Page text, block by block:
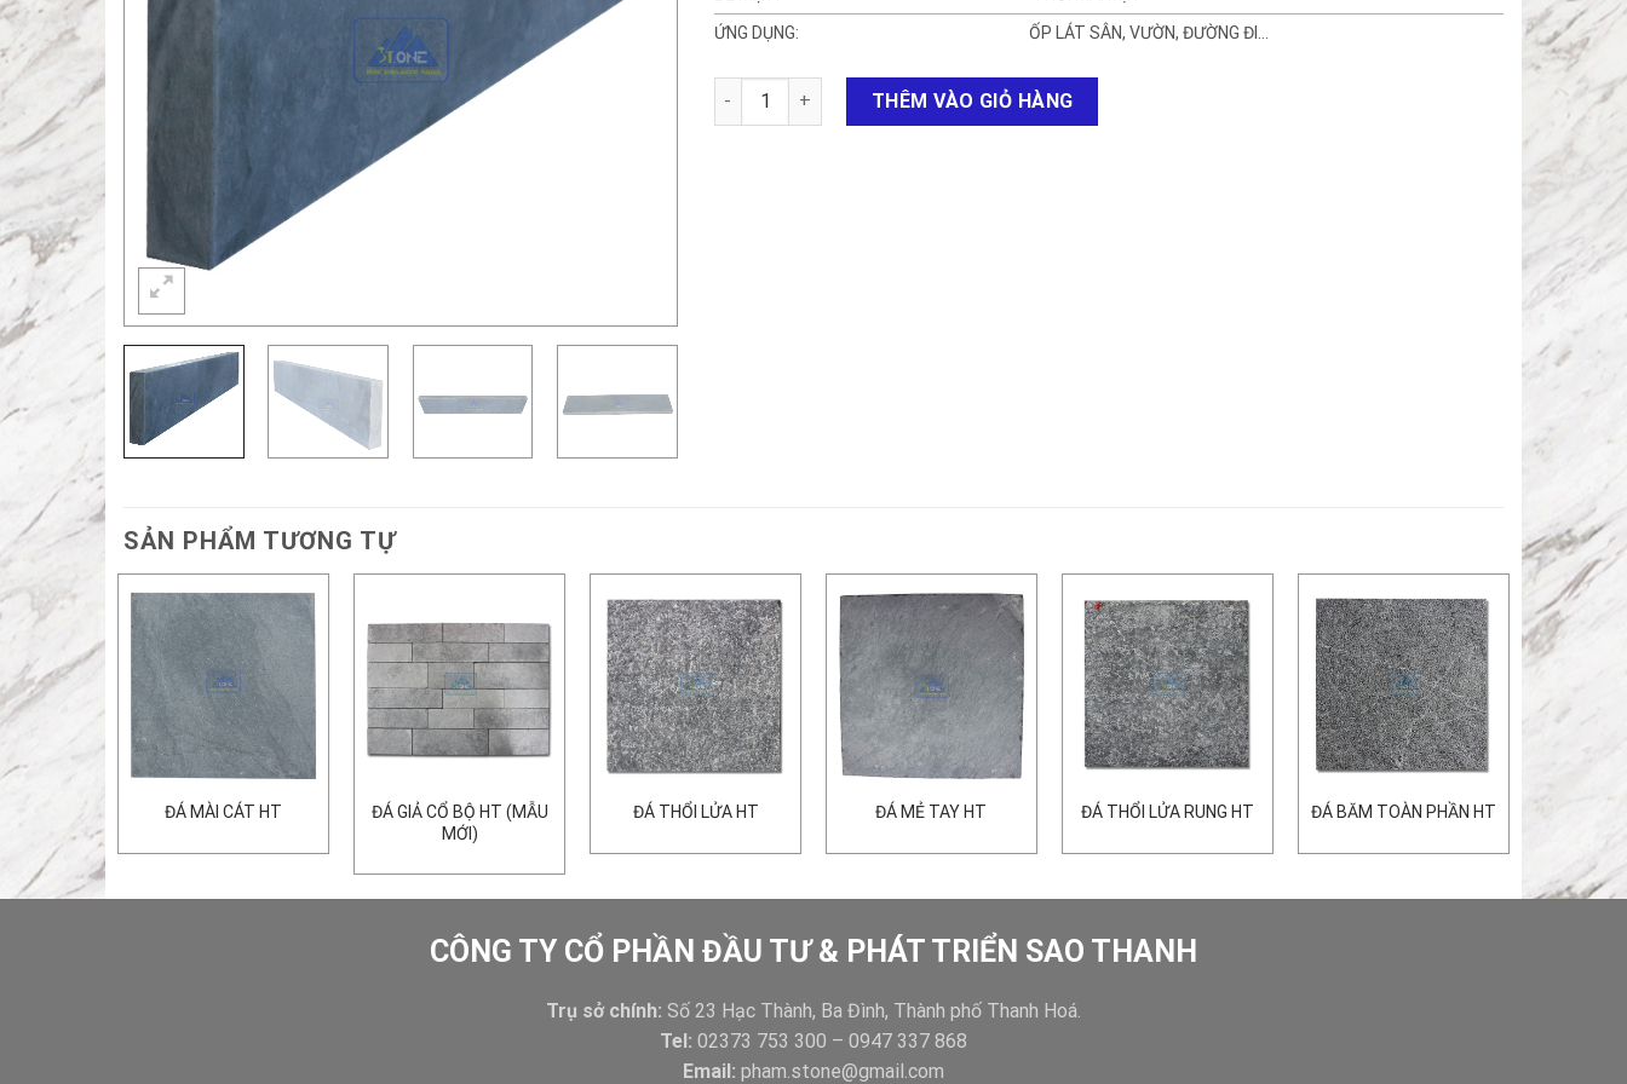
ỨNG DỤNG:
ỐP LÁT SÂN, VƯỜN, ĐƯỜNG ĐI…
Đá thỏi mài mịn số lượngTHÊM VÀO GIỎ HÀNG
SẢN PHẨM TƯƠNG TỰ
ĐÁ MÀI CÁT HT
ĐÁ GIẢ CỔ BỘ HT (MẪU
MỚI)
ĐÁ THỔI LỬA HT ĐÁ MẺ TAY HT ĐÁ THỔI LỬA RUNG HT ĐÁ BĂM TOÀN PHẦN HT
CÔNG TY CỔ PHẦN ĐẦU TƯ & PHÁT TRIỂN SAO THANH
Trụ sở chính: Số 23 Hạc Thành, Ba Đình, Thành phố Thanh Hoá.
Tel: 02373 753 300 – 0947 337 868
Email: pham.stone@gmail.com